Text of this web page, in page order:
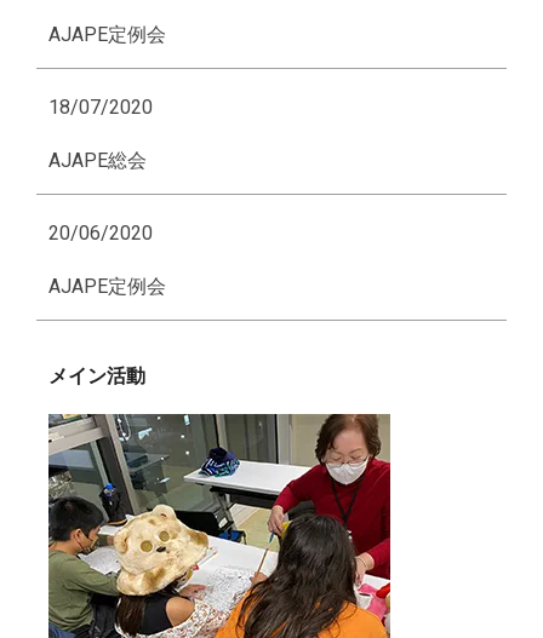
メイン活動
AJAPE定例会
18/07/2020
AJAPE総会
20/06/2020
AJAPE定例会